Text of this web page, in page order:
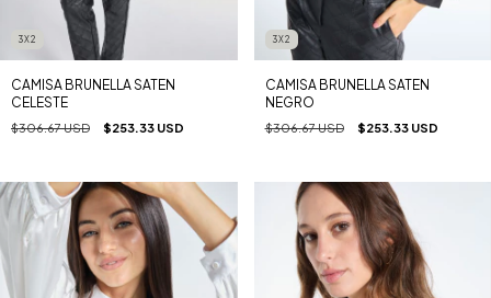
3X2
CAMISA BRUNELLA SATEN
CELESTE
$306.67 USD $253.33 USD
3X2
CAMISA BRUNELLA SATEN
NEGRO
$306.67 USD $253.33 USD